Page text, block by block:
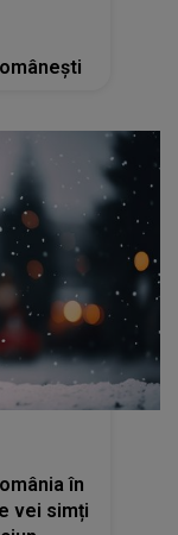
în
vei simți